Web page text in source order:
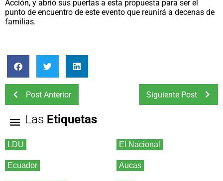
Acción, y abrió sus puertas a esta propuesta para ser el
punto de encuentro de este evento que reunirá a decenas de
familias.
Post Anterior Siguiente Post
Las Etiquetas
LDU El Nacional
Ecuador Aucas